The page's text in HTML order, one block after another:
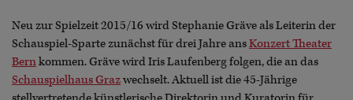
Neu zur Spielzeit 2015/16 wird Stephanie Gräve als Leiterin der
Schauspiel-Sparte zunächst für drei Jahre ansKonzert Theater
Bernkommen. Gräve wird Iris Laufenberg folgen, die an das
Schauspielhaus Grazwechselt. Aktuell ist die 45-Jährige